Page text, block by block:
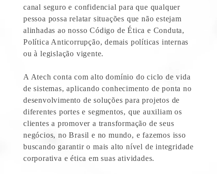
canal seguro e confidencial para que qualquer
pessoa possa relatar situações que não estejam
alinhadas ao nosso Código de Ética e Conduta,
Política Anticorrupção, demais políticas internas
ou à legislação vigente.
A Atech conta com alto domínio do ciclo de vida
de sistemas, aplicando conhecimento de ponta no
desenvolvimento de soluções para projetos de
diferentes portes e segmentos, que auxiliam os
clientes a promover a transformação de seus
negócios, no Brasil e no mundo, e fazemos isso
buscando garantir o mais alto nível de integridade
corporativa e ética em suas atividades.